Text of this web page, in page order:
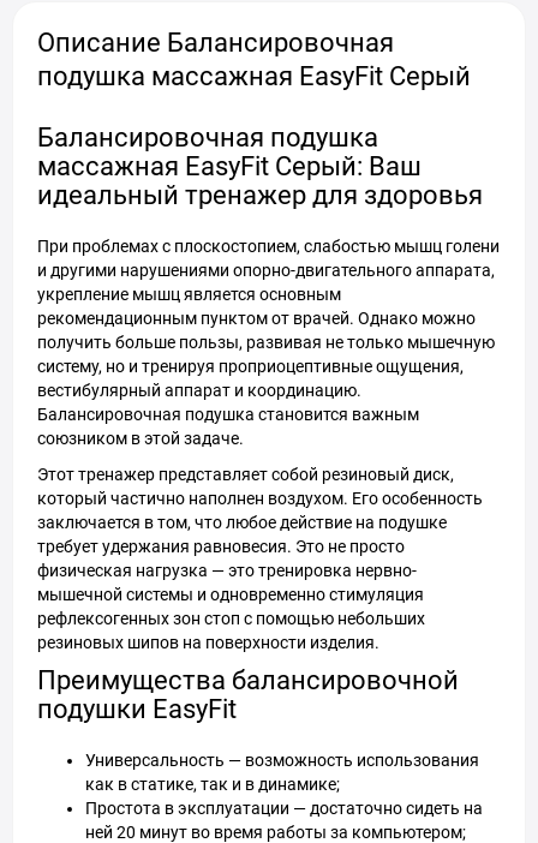
Описание Балансировочная
подушка массажная EasyFit Серый
Балансировочная подушка
массажная EasyFit Серый: Ваш
идеальный тренажер для здоровья
При проблемах с плоскостопием, слабостью мышц голени
и другими нарушениями опорно-двигательного аппарата,
укрепление мышц является основным
рекомендационным пунктом от врачей. Однако можно
получить больше пользы, развивая не только мышечную
систему, но и тренируя проприоцептивные ощущения,
вестибулярный аппарат и координацию.
Балансировочная подушка становится важным
союзником в этой задаче.
Этот тренажер представляет собой резиновый диск,
который частично наполнен воздухом. Его особенность
заключается в том, что любое действие на подушке
требует удержания равновесия. Это не просто
физическая нагрузка — это тренировка нервно-
мышечной системы и одновременно стимуляция
рефлексогенных зон стоп с помощью небольших
резиновых шипов на поверхности изделия.
Преимущества балансировочной
подушки EasyFit
Универсальность — возможность использования
как в статике, так и в динамике;
Простота в эксплуатации — достаточно сидеть на
ней 20 минут во время работы за компьютером;